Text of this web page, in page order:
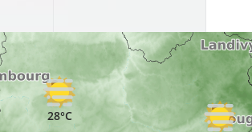
28°C